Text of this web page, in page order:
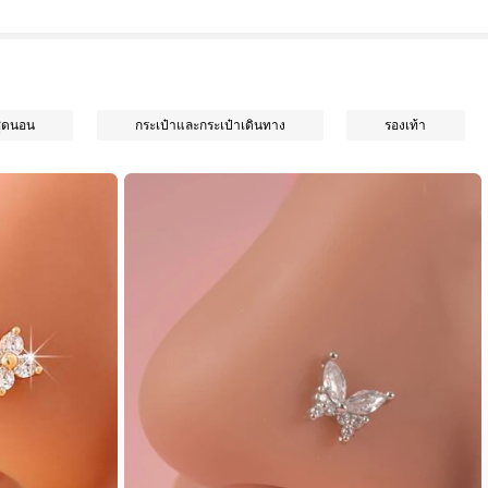
นอน กระเป๋าและกระเป๋าเดินทาง รองเท้า